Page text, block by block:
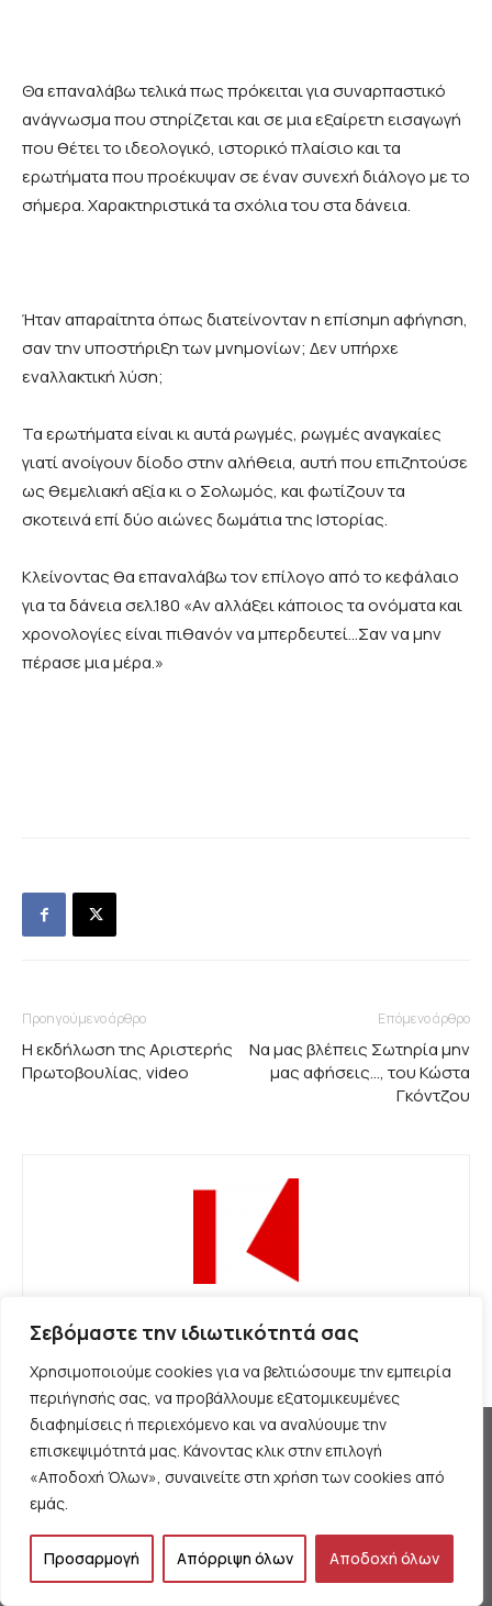
Σεβόμαστε την ιδιωτικότητά σας
Χρησιμοποιούμε cookies για να βελτιώσουμε την εμπειρία
περιήγησής σας, να προβάλλουμε εξατομικευμένες
διαφημίσεις ή περιεχόμενο και να αναλύουμε την
επισκεψιμότητά μας. Κάνοντας κλικ στην επιλογή
«Αποδοχή Όλων», συναινείτε στη χρήση των cookies από
εμάς.
Προσαρμογή Απόρριψη όλων Αποδοχή όλων
Θα επαναλάβω τελικά πως πρόκειται για συναρπαστικό
ανάγνωσμα που στηρίζεται και σε μια εξαίρετη εισαγωγή
που θέτει το ιδεολογικό, ιστορικό πλαίσιο και τα
ερωτήματα που προέκυψαν σε έναν συνεχή διάλογο με το
σήμερα. Χαρακτηριστικά τα σχόλια του στα δάνεια.
Ήταν απαραίτητα όπως διατείνονταν η επίσημη αφήγηση,
σαν την υποστήριξη των μνημονίων; Δεν υπήρχε
εναλλακτική λύση;
Τα ερωτήματα είναι κι αυτά ρωγμές, ρωγμές αναγκαίες
γιατί ανοίγουν δίοδο στην αλήθεια, αυτή που επιζητούσε
ως θεμελιακή αξία κι ο Σολωμός, και φωτίζουν τα
σκοτεινά επί δύο αιώνες δωμάτια της Ιστορίας.
Κλείνοντας θα επαναλάβω τον επίλογο από το κεφάλαιο
για τα δάνεια σελ.180 «Αν αλλάξει κάποιος τα ονόματα και
χρονολογίες είναι πιθανόν να μπερδευτεί…Σαν να μην
πέρασε μια μέρα.»
Προηγούμενο άρθρο
Η εκδήλωση της Αριστερής
Πρωτοβουλίας, video
Επόμενο άρθρο
Να μας βλέπεις Σωτηρία μην
μας αφήσεις…, του Κώστα
Γκόντζου
Θέλουμε να μιλήσουμε για τον κομμουνισμό της